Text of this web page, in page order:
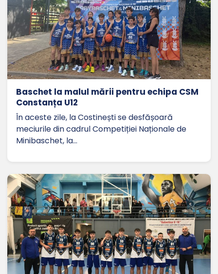
Baschet la malul mării pentru echipa CSM
Constanța U12
În aceste zile, la Costinești se desfășoară
meciurile din cadrul Competiției Naționale de
Minibaschet, la…